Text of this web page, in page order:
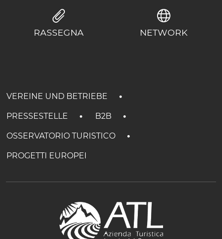
RASSEGNA NETWORK
VEREINE UND BETRIEBE
PRESSESTELLE B2B
OSSERVATORIO TURISTICO
PROGETTI EUROPEI